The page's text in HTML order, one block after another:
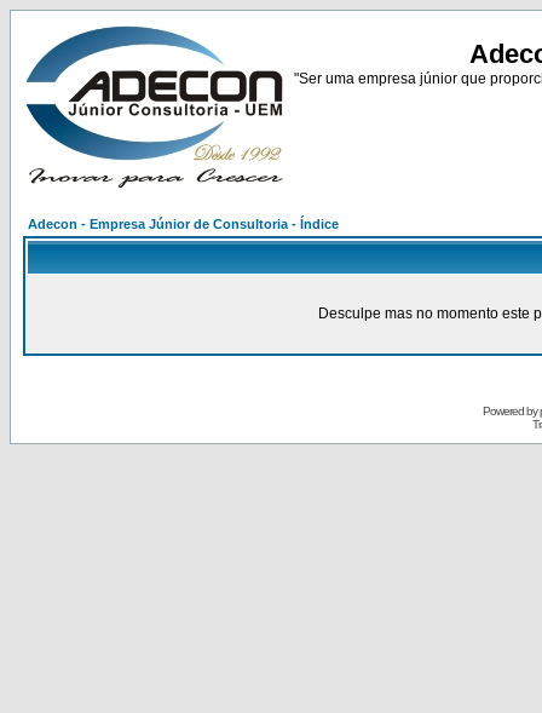
"Ser uma empresa júnior que
Adecon - Empresa Júnior de Consultoria - Índice
Desculpe mas no momento este
Powered by